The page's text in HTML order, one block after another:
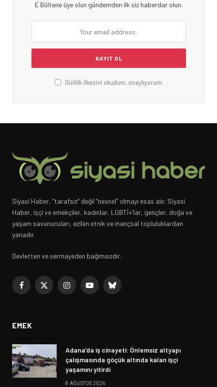
E Bültene üye olun gündemden ilk siz haberdar olun.
Gizlilik İlkesini okudum, onaylıyorum.
Siyasi Haber, “tarafsız” değil “nesnel” olmayı esas alır. Siyasi
Haber, işçi ve emekçiler, kadınlar, LGBTİ+’lar, gençler, doğa ve
yaşam savunucuları, ezilen etnik ve inançsal topluluklardan
yanadır.
Devletten ve sermayeden bağımsızdır.
Facebook
X
InstagramYouTubeBluesky
EMEK
Adana’da iş cinayeti: Önlemsiz altyapı
çalışmasında göçük altında kalan işçi
yaşamını yitirdi
8 AĞUSTOS 2026